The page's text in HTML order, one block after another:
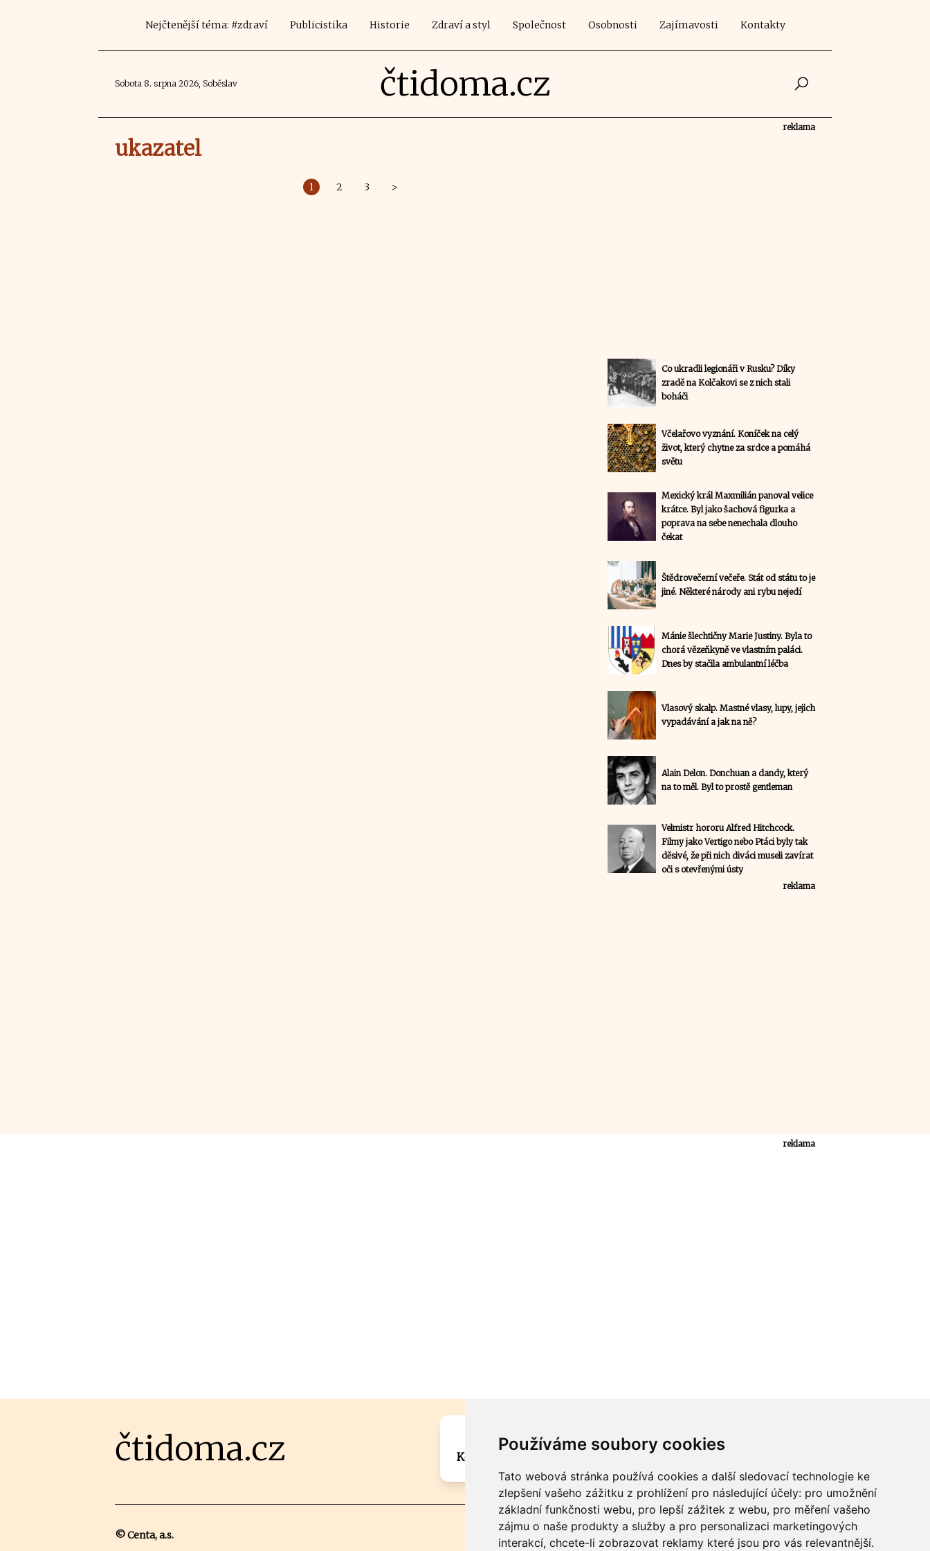
Používáme soubory cookies
Tato webová stránka používá cookies a další sledovací technologie ke
zlepšení vašeho zážitku z prohlížení pro následující účely: pro umožnění
základní funkčnosti webu, pro lepší zážitek z webu, pro měření vašeho
zájmu o naše produkty a služby a pro personalizaci marketingových
interakcí, chcete-li zobrazovat reklamy které jsou pro vás relevantnější.
Nejčtenější téma: #zdraví Publicistika Historie Zdraví a styl Společnost Osobnosti Zajímavosti Kontakty
Sobota 8. srpna 2026, Soběslav čtidoma.cz
ukazatel
1 2 3 >
reklama
Co ukradli legionáři v Rusku? Díky
zradě na Kolčakovi se z nich stali
boháči
Včelařovo vyznání. Koníček na celý
život, který chytne za srdce a pomáhá
světu
Mexický král Maxmilián panoval velice
krátce. Byl jako šachová figurka a
poprava na sebe nenechala dlouho
čekat
Štědrovečerní večeře. Stát od státu to je
jiné. Některé národy ani rybu nejedí
Mánie šlechtičny Marie Justiny. Byla to
chorá vězeňkyně ve vlastním paláci.
Dnes by stačila ambulantní léčba
Vlasový skalp. Mastné vlasy, lupy, jejich
vypadávání a jak na ně?
Alain Delon. Donchuan a dandy, který
na to měl. Byl to prostě gentleman
Velmistr hororu Alfred Hitchcock.
Filmy jako Vertigo nebo Ptáci byly tak
děsivé, že při nich diváci museli zavírat
oči s otevřenými ústy
reklama
reklama
čtidoma.cz
Máte zajímavou informaci? Chcete spolupracovat?
Kontaktujte šéfredaktora Martina Chalupu:
© Centa, a.s.